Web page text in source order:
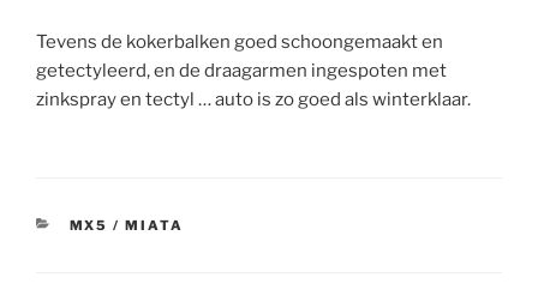
Tevens de kokerbalken goed schoongemaakt en
getectyleerd, en de draagarmen ingespoten met
zinkspray en tectyl … auto is zo goed als winterklaar.
CATEGORIEËN
MX5 / MIATA